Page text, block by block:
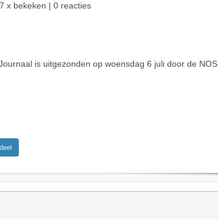
x bekeken | 0 reacties
is uitgezonden op woensdag 6 juli door de NOS.
deel